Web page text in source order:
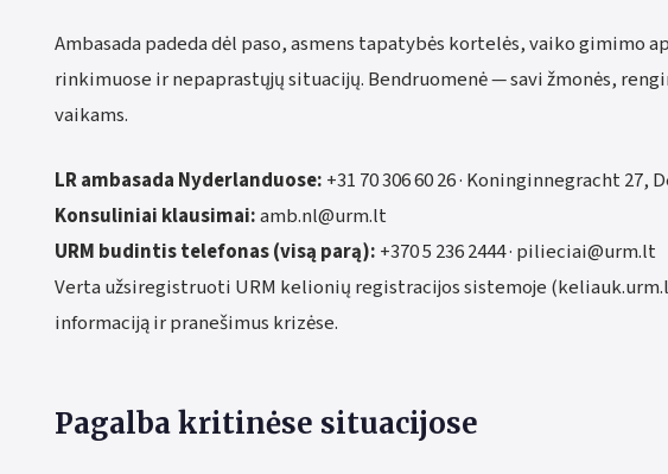
Ambasada padeda dėl paso, asmens tapatybės kortelės, vaiko gimimo
rinkimuose ir nepaprastųjų situacijų. Bendruomenė — savi žmonės,
vaikams.
LR ambasada Nyderlanduose: +31 70 306 60 26 · Koninginnegracht 27,
Konsuliniai klausimai:amb.nl@urm.lt
URM budintis telefonas (visą parą): +370 5 236 2444 · pilieciai@urm.lt
Verta užsiregistruoti URM kelionių registracijos sistemoje
informaciją ir pranešimus krizėse.
Pagalba kritinėse situacijose